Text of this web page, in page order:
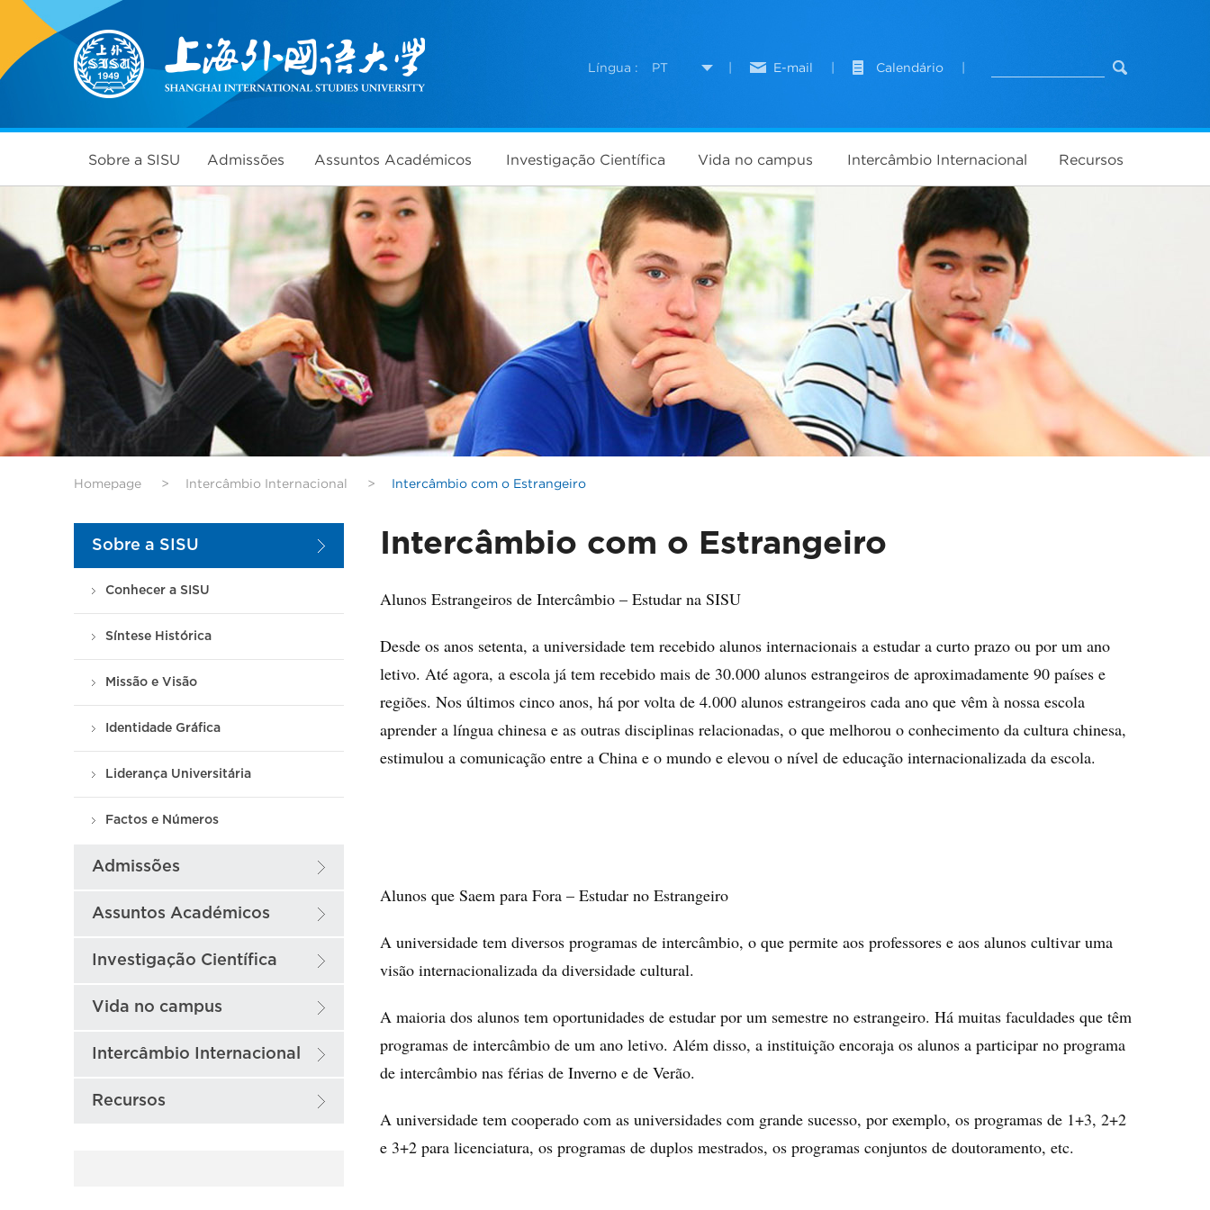
Língua : PT E-mail Calendário
Sobre a SISU Admissões Assuntos Académicos Investigação Científica Vida no campus Intercâmbio Internacional Recursos
Homepage > Intercâmbio Internacional > Intercâmbio com o Estrangeiro
Sobre a SISU
Conhecer a SISU
Síntese Histórica
Missão e Visão
Identidade Gráfica
Liderança Universitária
Factos e Números
Admissões
Assuntos Académicos
Investigação Científica
Vida no campus
Intercâmbio Internacional
Recursos
Intercâmbio com o Estrangeiro
Alunos Estrangeiros de Intercâmbio – Estudar na SISU
Desde os anos setenta, a universidade tem recebido alunos internacionais a estudar a curto prazo ou por um ano
letivo. Até agora, a escola já tem recebido mais de 30.000 alunos estrangeiros de aproximadamente 90 países e
regiões. Nos últimos cinco anos, há por volta de 4.000 alunos estrangeiros cada ano que vêm à nossa escola
aprender a língua chinesa e as outras disciplinas relacionadas, o que melhorou o conhecimento da cultura chinesa,
estimulou a comunicação entre a China e o mundo e elevou o nível de educação internacionalizada da escola.
Alunos que Saem para Fora – Estudar no Estrangeiro
A universidade tem diversos programas de intercâmbio, o que permite aos professores e aos alunos cultivar uma
visão internacionalizada da diversidade cultural.
A maioria dos alunos tem oportunidades de estudar por um semestre no estrangeiro. Há muitas faculdades que têm
programas de intercâmbio de um ano letivo. Além disso, a instituição encoraja os alunos a participar no programa
de intercâmbio nas férias de Inverno e de Verão.
A universidade tem cooperado com as universidades com grande sucesso, por exemplo, os programas de 1+3, 2+2
e 3+2 para licenciatura, os programas de duplos mestrados, os programas conjuntos de doutoramento, etc.